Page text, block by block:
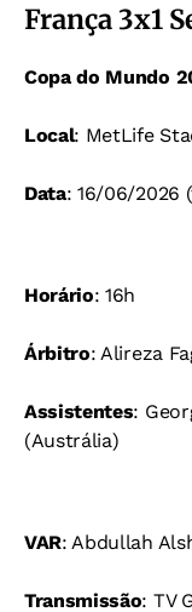
França 3x1
Copa do Mundo
Local: MetLife
Data: 16/06/2026
Horário: 16h
Árbitro: Alireza
Assistentes:
(Austrália)
VAR: Abdullah
Transmissão: TV